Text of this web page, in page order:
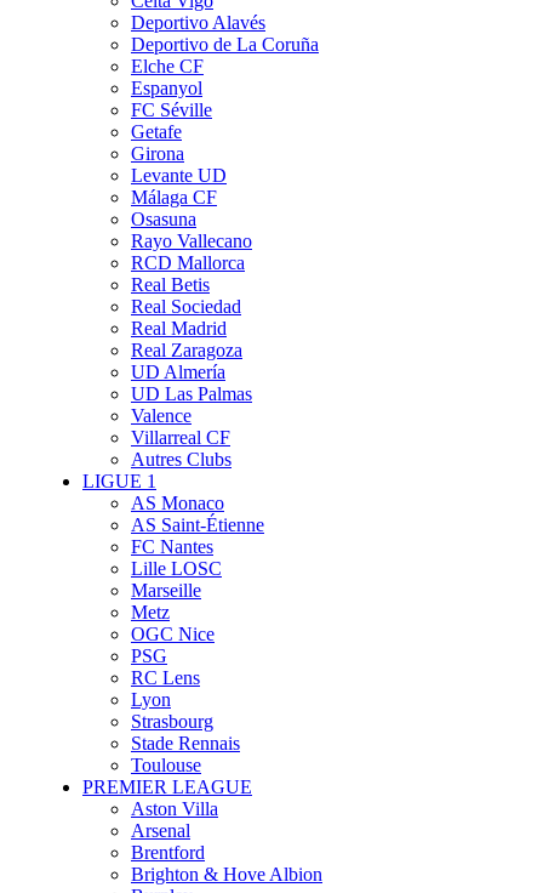
Deportivo Alavés
Deportivo de La Coruña
Elche CF
Espanyol
FC Séville
Getafe
Girona
Levante UD
Málaga CF
Osasuna
Rayo Vallecano
RCD Mallorca
Real Betis
Real Sociedad
Real Madrid
Real Zaragoza
UD Almería
UD Las Palmas
Valence
Villarreal CF
Autres Clubs
LIGUE 1
AS Monaco
AS Saint-Étienne
FC Nantes
Lille LOSC
Marseille
Metz
OGC Nice
PSG
RC Lens
Lyon
Strasbourg
Stade Rennais
Toulouse
PREMIER LEAGUE
Aston Villa
Arsenal
Brentford
Brighton & Hove Albion